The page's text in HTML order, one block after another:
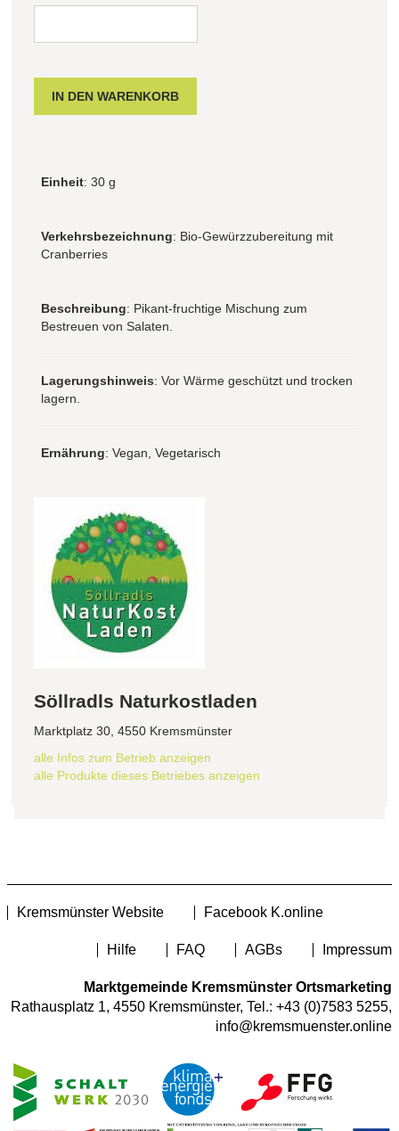
Einheit: 30 g
Verkehrsbezeichnung: Bio-Gewürzzubereitung mit
Cranberries
Beschreibung: Pikant-fruchtige Mischung zum
Bestreuen von Salaten.
Lagerungshinweis: Vor Wärme geschützt und trocken
lagern.
Ernährung: Vegan, Vegetarisch
Söllradls Naturkostladen
Marktplatz 30, 4550 Kremsmünster
alle Infos zum Betrieb anzeigen
alle Produkte dieses Betriebes anzeigen
Kremsmünster Website Facebook K.online
Hilfe FAQ AGBs Impressum
Marktgemeinde Kremsmünster Ortsmarketing
Rathausplatz 1, 4550 Kremsmünster, Tel.: +43 (0)7583 5255,
info@kremsmuenster.online